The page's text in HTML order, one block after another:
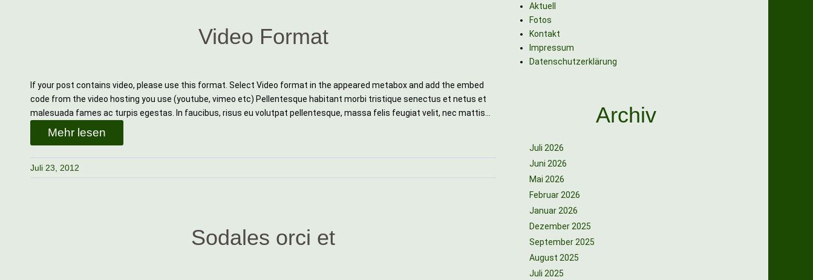
Video Format
If your post contains video, please use this format. Select Video format in the appeared metabox and add the embed
code from the video hosting you use (youtube, vimeo etc) Pellentesque habitant morbi tristique senectus et netus et
malesuada fames ac turpis egestas. In faucibus, risus eu volutpat pellentesque, massa felis feugiat velit, nec mattis…
Mehr lesen
Juli 23, 2012
Sodales orci et
Aktuell
Fotos
Kontakt
Impressum
Datenschutzerklärung
Archiv
Juli 2026
Juni 2026
Mai 2026
Februar 2026
Januar 2026
Dezember 2025
September 2025
August 2025
Juli 2025